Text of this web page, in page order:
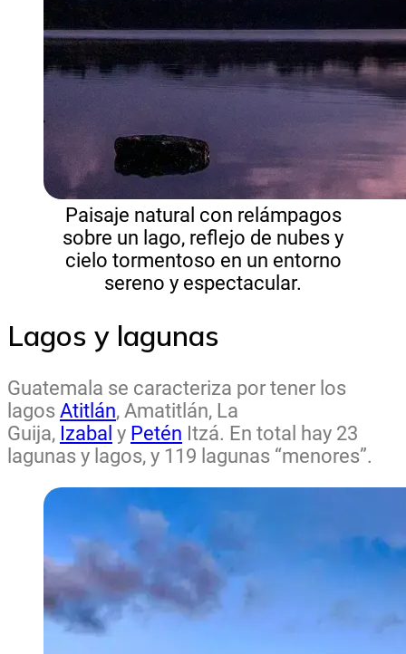
Paisaje natural con relámpagos
sobre un lago, reflejo de nubes y
cielo tormentoso en un entorno
sereno y espectacular.
Lagos y lagunas
Guatemala se caracteriza por tener los
lagos Atitlán, Amatitlán, La
Guija, Izabal y Petén Itzá. En total hay 23
lagunas y lagos, y 119 lagunas “menores”.